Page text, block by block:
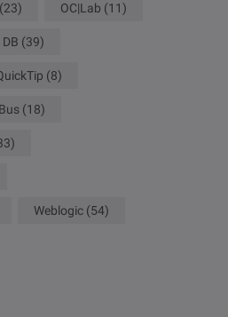
(23) OC|Lab (11)
(39)
(8)
(18)
Weblogic (54)